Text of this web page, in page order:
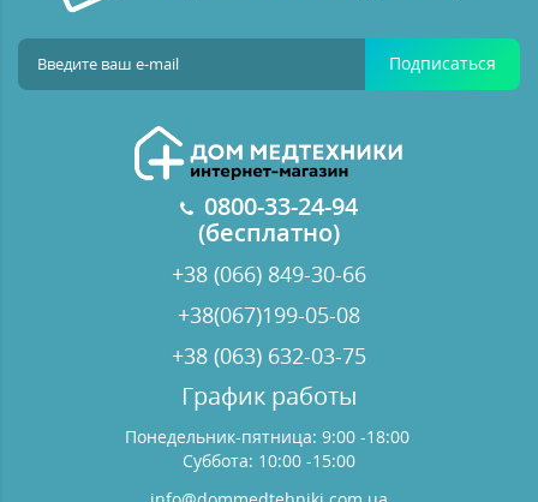
Подписаться
0800-33-24-94
(бесплатно)
+38 (066) 849-30-66
+38(067)199-05-08
+38 (063) 632-03-75
График работы
Понедельник-пятница: 9:00 -18:00
Суббота: 10:00 -15:00